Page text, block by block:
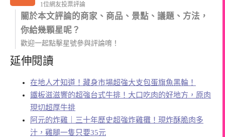
1位網友投票評論
關於本文評論的商家、商品、景點、議題、方法，
你給幾顆星呢？
歡迎一起點擊星號參與評論唷！
延伸閱讀
在地人才知道！藏身市場超強大支包蛋旗魚黑輪！
鐵板滋滋響的超強台式牛排！大口吃肉的好地方，原肉
現切超厚牛排
阿元的炸雞｜三十年歷史超強炸雞攤！現炸酥脆肉多
汁，雞腿一隻只要35元